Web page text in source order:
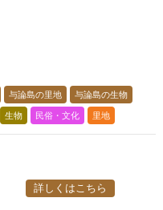
与論島の里地 与論島の生物
生物 民俗・文化 里地
詳しくはこちら